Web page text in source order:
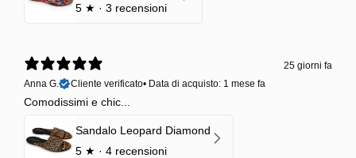
5 ★ · 3 recensioni
25 giorni fa
Anna G.
Cliente verificato• Data di acquisto: 1 mese fa
Comodissimi e chic...
Sandalo Leopard Diamond
5 ★ · 4 recensioni